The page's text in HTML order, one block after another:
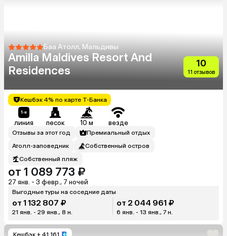
Баа Атолл, Мальдивы
Amilla Maldives Resort And
Residences
10
11 отзывов
Кешбэк 4% по карте Т-Банка
линия песок 10 м везде
Отзывы за этот год
Премиальный отдых
Атолл-заповедник
Собственный остров
Собственный пляж
от 1 089 773 ₽
27 янв. - 3 февр., 7 ночей
Выгодные туры на соседние даты
от 1 132 807 ₽
21 янв. - 29 янв., 8 н.
от 2 044 961 ₽
6 янв. - 13 янв., 7 н.
Кешбэк + 41 161